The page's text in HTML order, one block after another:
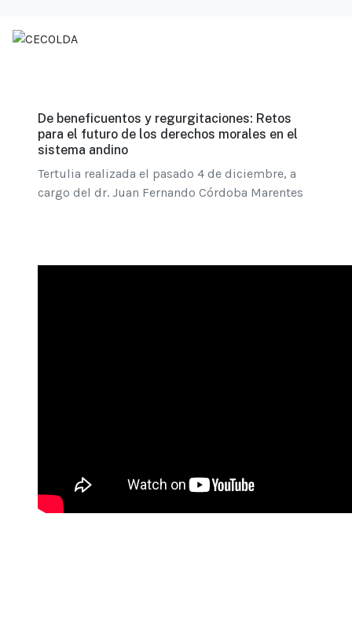
De beneficuentos y regurgitaciones: Retos
para el futuro de los derechos morales en el
sistema andino
Tertulia realizada el pasado 4 de diciembre, a
cargo del dr. Juan Fernando Córdoba Marentes